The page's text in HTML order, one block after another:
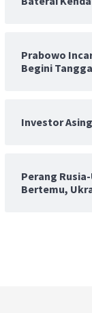
Prabowo
Begini
Investor
Perang
Bertemu,